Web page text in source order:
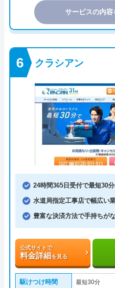
サービスの内容
クラシアン
24時間365日受付で最短30
水道局指定工事店で幅広い
豊富な決済方法で手持ちが
公式サイトで
料金詳細を見る
駆けつけ時間 最短30分